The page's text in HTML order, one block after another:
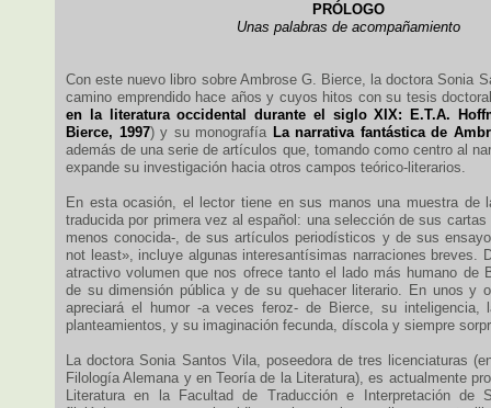
PRÓLOGO
Unas palabras de acompañamiento
Con este nuevo libro sobre Ambrose G. Bierce, la doctora Sonia
camino emprendido hace años y cuyos hitos con su tesis
en la literatura occidental durante el siglo XIX: E.T.A.
Bierce, 1997) y su monografía La narrativa fantástica de
además de una serie de artículos que, tomando como centro al
expande su investigación hacia otros campos teórico-literarios.
En esta ocasión, el lector tiene en sus manos una muestra de
traducida por primera vez al español: una selección de sus
menos conocida-, de sus artículos periodísticos y de sus
not least», incluye algunas interesantísimas narraciones breves.
atractivo volumen que nos ofrece tanto el lado más humano de
de su dimensión pública y de su quehacer literario. En unos y
apreciará el humor -a veces feroz- de Bierce, su inteligencia,
planteamientos, y su imaginación fecunda, díscola y siempre
La doctora Sonia Santos Vila, poseedora de tres licenciaturas
Filología Alemana y en Teoría de la Literatura), es actualmente
Literatura en la Facultad de Traducción e Interpretación de